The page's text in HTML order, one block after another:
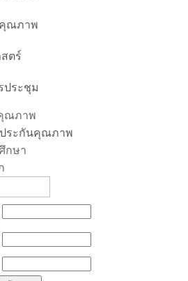
ณภาพ
ตร์
ประชุม
ณภาพ
กษา